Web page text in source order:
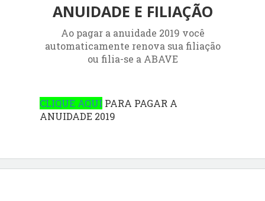
ANUIDADE E FILIAÇÃO
Ao pagar a anuidade 2019 você
automaticamente renova sua filiação
ou filia-se a ABAVE
CLIQUE AQUI PARA PAGAR A
ANUIDADE 2019